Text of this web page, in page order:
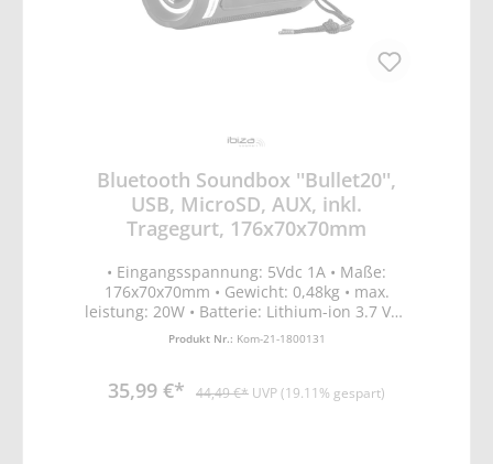
Netzteil #22397 + Kabel #18568 • Gewicht:
85g • L x B x H: 135 x 55 x 30mm
Bluetooth Soundbox ''Bullet20'',
USB, MicroSD, AUX, inkl.
Tragegurt, 176x70x70mm
• Eingangsspannung: 5Vdc 1A • Maße:
176x70x70mm • Gewicht: 0,48kg • max.
leistung: 20W • Batterie: Lithium-ion 3.7 Vdc
• 1500mAh • Bluetooth Frequenzband 2402-
Ende • inklusive Tragegurt und USB-Kabel
Produkt Nr.: Kom-21-1800131
35,99 €* 44,49 €* UVP (19.11% gespart)